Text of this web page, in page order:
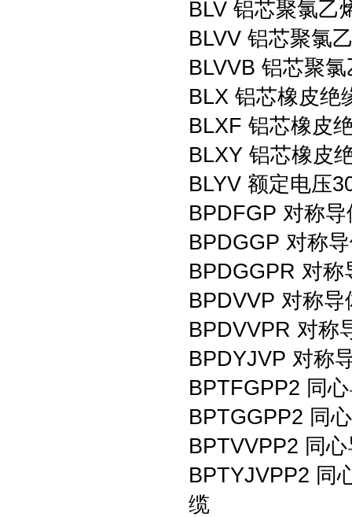
BLV 铝芯聚氯
BLVV 铝芯聚氯
BLVVB 铝芯聚
BLX 铝芯橡皮绝
BLXF 铝芯橡皮
BLXY 铝芯橡皮
BLYV 额定电压
BPDFGP 对称
BPDGGP 对称
BPDGGPR 对
BPDVVP 对称
BPDVVPR 对称
BPDYJVP 对称
BPTFGPP2 同
BPTGGPP2 同
BPTVVPP2 同
BPTYJVPP2 同
缆